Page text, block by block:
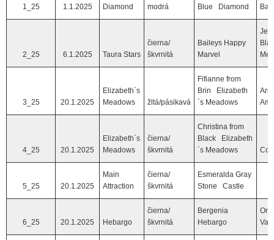
1_25 1.1.2025
Diamond
modrá
Blue Diamond
2_25 6.1.2025 Taura Stars
čierna/
škvrnitá
Baileys Happy
Marvel
3_25 20.1.2025
Elizabeth´s
Meadows
žltá/pásikavá
Fifianne from
Brin Elizabeth
´s Meadows
4_25 20.1.2025
Elizabeth´s
Meadows
čierna/
škvrnitá
Christina from
Black Elizabeth
´s Meadows
5_25 20.1.2025
Main
Attraction
čierna/
škvrnitá
Esmeralda Gray
Stone Castle
6_25 20.1.2025 Hebargo
čierna/
škvrnitá
Bergenia
Hebargo